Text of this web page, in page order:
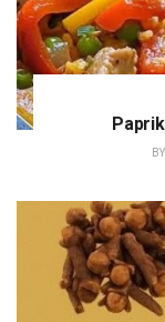
BY